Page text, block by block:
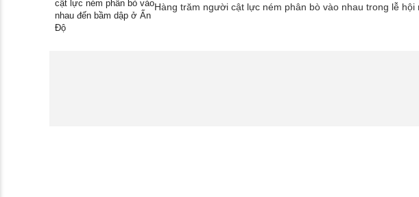
Hàng trăm người cật lực ném phân bò vào nhau trong lễ